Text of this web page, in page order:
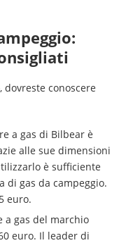
dovreste conoscere
a gas di Bilbear è
alle sue dimensioni
è sufficiente
di gas da campeggio.
euro.
a gas del marchio
euro. Il leader di